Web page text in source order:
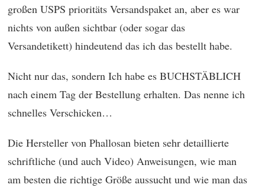
großen USPS prioritäts Versandspaket an, aber es war
nichts von außen sichtbar (oder sogar das
Versandetikett) hindeutend das ich das bestellt habe.
Nicht nur das, sondern Ich habe es BUCHSTÄBLICH
nach einem Tag der Bestellung erhalten. Das nenne ich
schnelles Verschicken…
Die Hersteller von Phallosan bieten sehr detaillierte
schriftliche (und auch Video) Anweisungen, wie man
am besten die richtige Größe aussucht und wie man das